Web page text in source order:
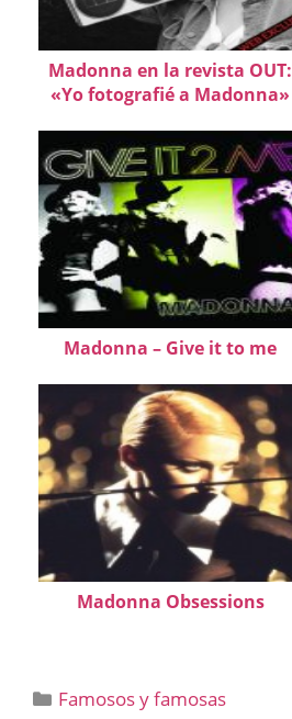
Madonna en la revista OUT:
«Yo fotografié a Madonna»
Madonna – Give it to me
Madonna Obsessions
Categorías
Famosos y famosas